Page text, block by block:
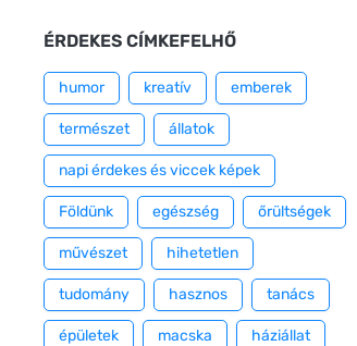
ÉRDEKES CÍMKEFELHŐ
humor kreatív emberek
természet állatok
napi érdekes és viccek képek
Földünk egészség őrültségek
művészet hihetetlen
tudomány hasznos tanács
épületek macska háziállat